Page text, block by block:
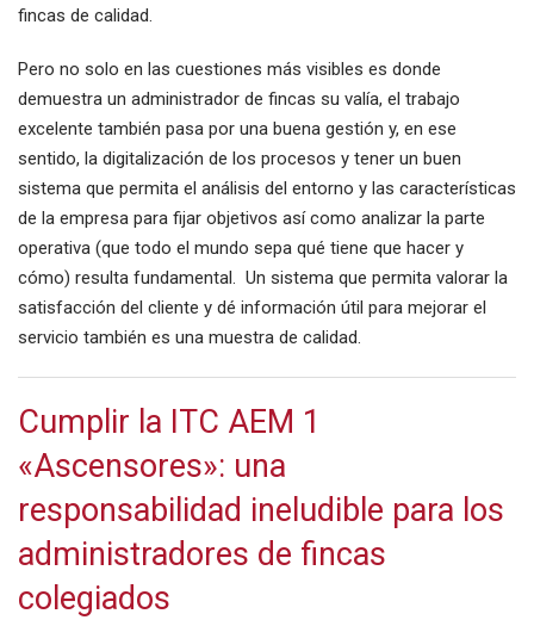
fincas de calidad.
Pero no solo en las cuestiones más visibles es donde
demuestra un administrador de fincas su valía, el trabajo
excelente también pasa por una buena gestión y, en ese
sentido, la digitalización de los procesos y tener un buen
sistema que permita el análisis del entorno y las características
de la empresa para fijar objetivos así como analizar la parte
operativa (que todo el mundo sepa qué tiene que hacer y
cómo) resulta fundamental. Un sistema que permita valorar la
satisfacción del cliente y dé información útil para mejorar el
servicio también es una muestra de calidad.
Cumplir la ITC AEM 1
«Ascensores»: una
responsabilidad ineludible para los
administradores de fincas
colegiados